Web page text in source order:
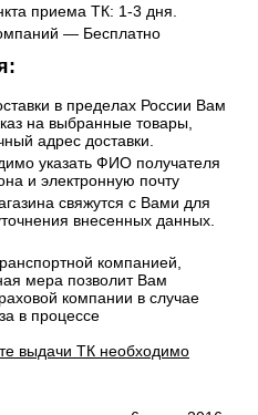
приема ТК: 1-3 дня.
— Бесплатно
в пределах России Вам
на выбранные товары,
адрес доставки.
указать ФИО получателя
и электронную почту
свяжутся с Вами для
внесенных данных.
компанией,
мера позволит Вам
компании в случае
в процессе
выдачи ТК необходимо